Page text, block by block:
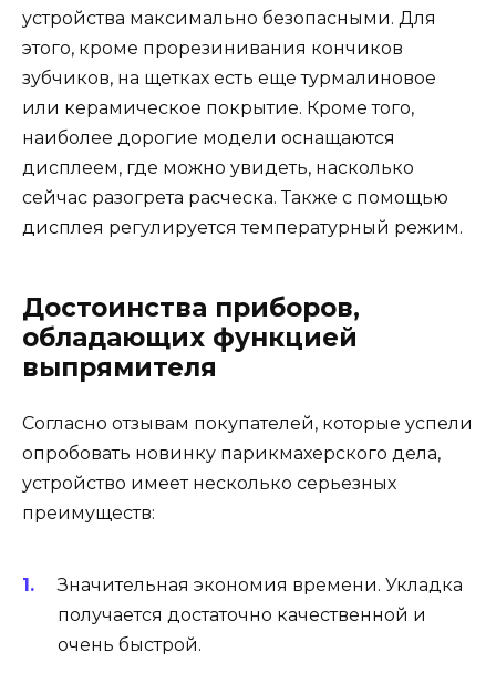
устройства максимально безопасными. Для
этого, кроме прорезинивания кончиков
зубчиков, на щетках есть еще турмалиновое
или керамическое покрытие. Кроме того,
наиболее дорогие модели оснащаются
дисплеем, где можно увидеть, насколько
сейчас разогрета расческа. Также с помощью
дисплея регулируется температурный режим.
Достоинства приборов,
обладающих функцией
выпрямителя
Согласно отзывам покупателей, которые успели
опробовать новинку парикмахерского дела,
устройство имеет несколько серьезных
преимуществ:
Значительная экономия времени. Укладка
получается достаточно качественной и
очень быстрой.